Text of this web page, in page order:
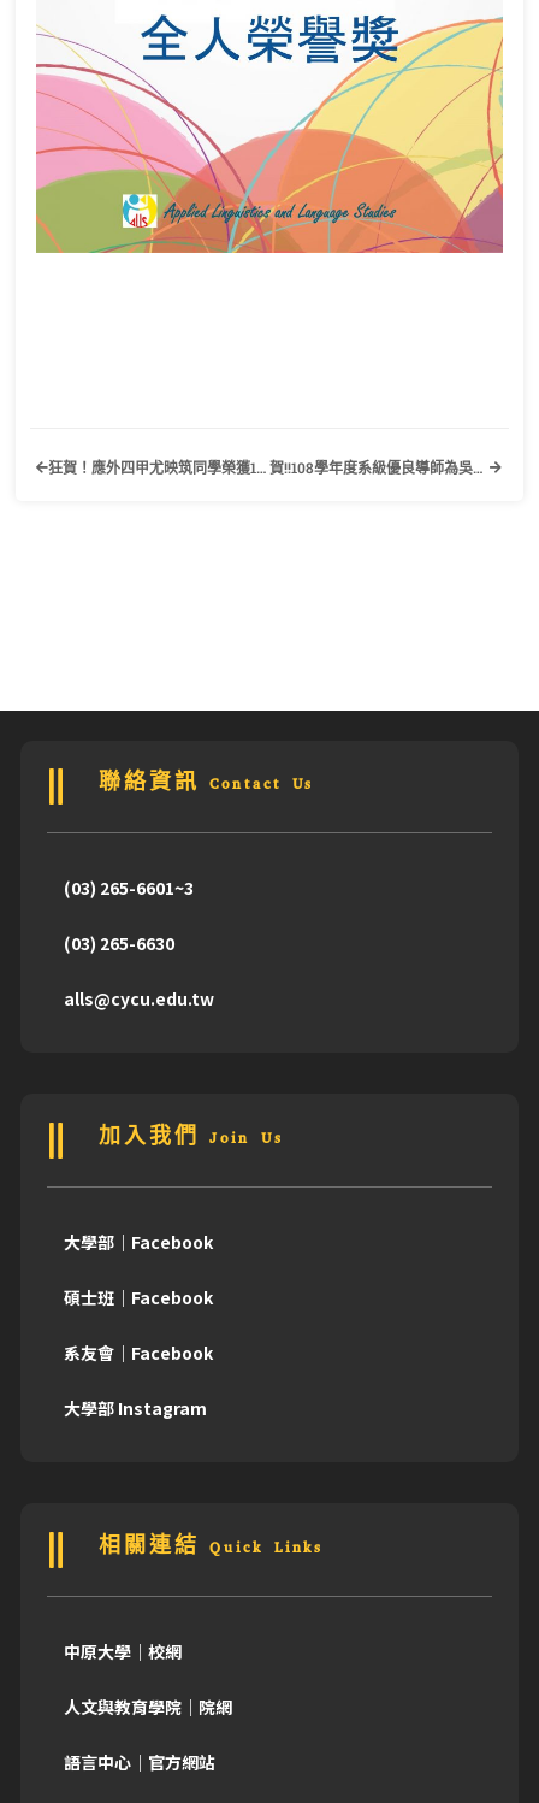
狂賀！應外四甲尤映筑同學榮獲109年全國大專優秀青年 賀!!108學年度系級優良導師為吳碩禹老師
聯絡資訊 Contact Us
(03) 265-6601~3
(03) 265-6630
alls@cycu.edu.tw
加入我們 Join Us
大學部｜Facebook
碩士班｜Facebook
系友會｜Facebook
大學部 Instagram
相關連結 Quick Links
中原大學｜校網
人文與教育學院｜院網
語言中心｜官方網站